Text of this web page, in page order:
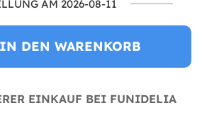
AM 2026-08-11
IN DEN WARENKORB
EINKAUF BEI FUNIDELIA